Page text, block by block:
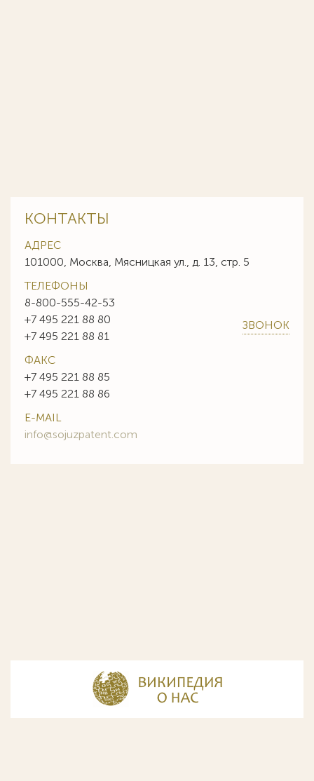
КОНТАКТЫ
АДРЕС
101000, Москва, Мясницкая ул., д. 13, стр. 5
ТЕЛЕФОНЫ
8-800-555-42-53
+7 495 221 88 80
+7 495 221 88 81
ЗВОНОК
ФАКС
+7 495 221 88 85
+7 495 221 88 86
E-MAIL
info@sojuzpatent.com